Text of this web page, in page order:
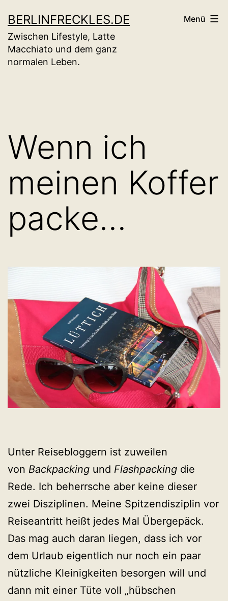
Inhalt
springen
BERLINFRECKLES.DE
Zwischen Lifestyle, Latte
Macchiato und dem ganz
normalen Leben.
Menü
Wenn ich
meinen Koffer
packe…
Unter Reisebloggern ist zuweilen
von Backpacking und Flashpacking die
Rede. Ich beherrsche aber keine dieser
zwei Disziplinen. Meine Spitzendisziplin vor
Reiseantritt heißt jedes Mal Übergepäck.
Das mag auch daran liegen, dass ich vor
dem Urlaub eigentlich nur noch ein paar
nützliche Kleinigkeiten besorgen will und
dann mit einer Tüte voll „hübschen